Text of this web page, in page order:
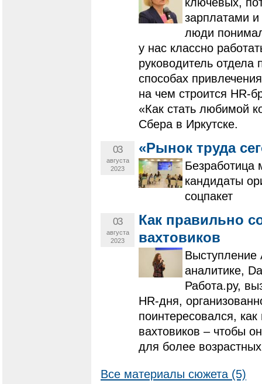
зарплатами
люди
у нас классно
руководитель
способах
на чем строится НR-
«Как стать любимой
Сбера в Иркутске.
03
августа
2023
«Рынок труда
Безработица
кандидаты
соцпакет
03
августа
2023
Как правильно
вахтовиков
Выступление
аналитике,
Работа.ру,
HR-дня,
поинтересовался,
вахтовиков – чтобы
для более
Все материалы сюжета (5)